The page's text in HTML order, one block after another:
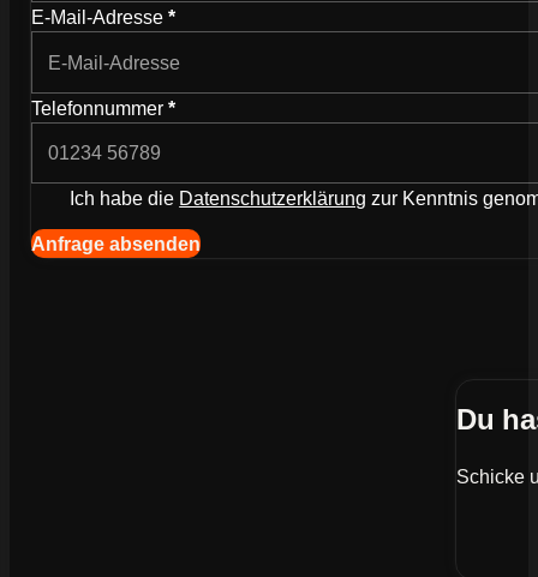
E-Mail-Adresse *
Telefonnummer *
Ich habe die Datenschutzerklärung zur Kenntnis
Navigation (Kopie) (Kopieren) (Kopieren)
Anfrage absenden
Du
Schicke